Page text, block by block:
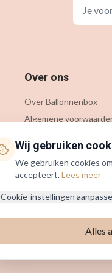
Over ons
Over Ballonnenbox
Algemene
Cookiebeleid
KVK: 54349583
Wij gebruiken
We gebruiken cookies
accepteert.Lees meer
Cookie-instellingen
Alles